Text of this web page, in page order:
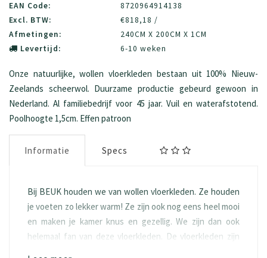
EAN Code:
8720964914138
Excl. BTW:
€818,18 /
Afmetingen:
240CM X 200CM X 1CM
Levertijd:
6-10 weken
Onze natuurlijke, wollen vloerkleden bestaan uit 100% Nieuw-
Zeelands scheerwol. Duurzame productie gebeurd gewoon in
Nederland. Al familiebedrijf voor 45 jaar. Vuil en waterafstotend.
Poolhoogte 1,5cm. Effen patroon
Informatie Specs
Bij BEUK houden we van wollen vloerkleden. Ze houden
je voeten zo lekker warm! Ze zijn ook nog eens heel mooi
en maken je kamer knus en gezellig. We zijn dan ook
helemaal fan van deze vloerkleden. De vloerkleden zijn